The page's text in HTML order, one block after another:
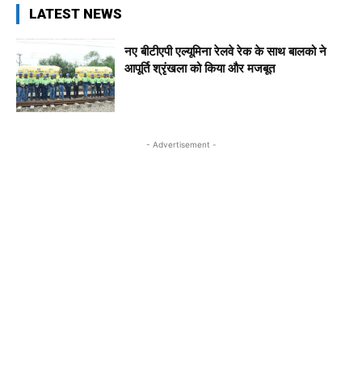
LATEST NEWS
नए बीटीएपी एल्यूमिना रेलवे रेक के साथ बालको ने
आपूर्ति श्रृंखला को किया और मजबूत
- Advertisement -